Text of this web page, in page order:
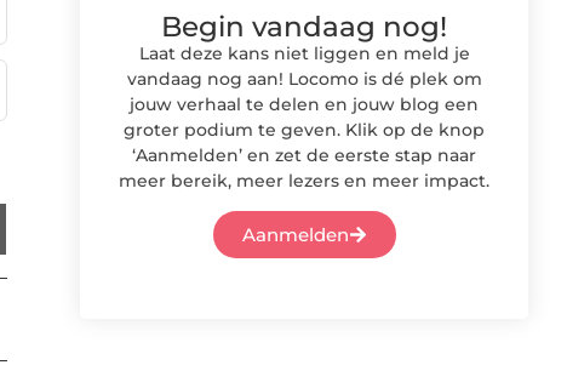
Begin vandaag nog!
Laat deze kans niet liggen en meld je
vandaag nog aan! Locomo is dé plek om
jouw verhaal te delen en jouw blog een
groter podium te geven. Klik op de knop
‘Aanmelden’ en zet de eerste stap naar
meer bereik, meer lezers en meer impact.
Aanmelden